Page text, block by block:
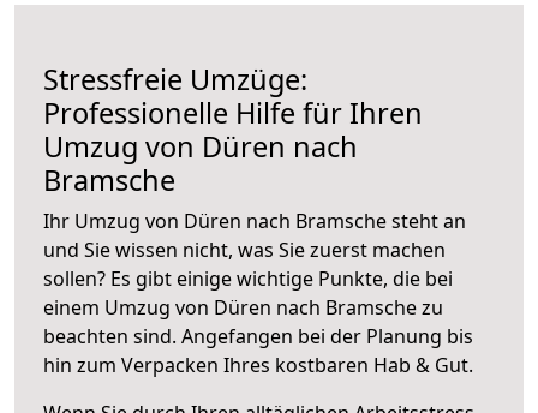
Stressfreie Umzüge:
Professionelle Hilfe für Ihren
Umzug von Düren nach
Bramsche
Ihr Umzug von Düren nach Bramsche steht an
und Sie wissen nicht, was Sie zuerst machen
sollen? Es gibt einige wichtige Punkte, die bei
einem Umzug von Düren nach Bramsche zu
beachten sind. Angefangen bei der Planung bis
hin zum Verpacken Ihres kostbaren Hab & Gut.